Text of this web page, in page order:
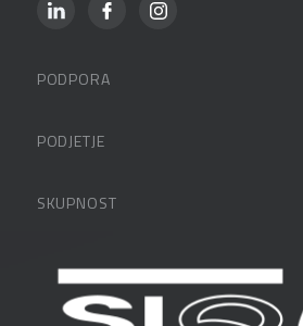
PODPORA
FAQ – pogosta vprašanja
PODJETJE
Zaposlitev
SKUPNOST
Blog